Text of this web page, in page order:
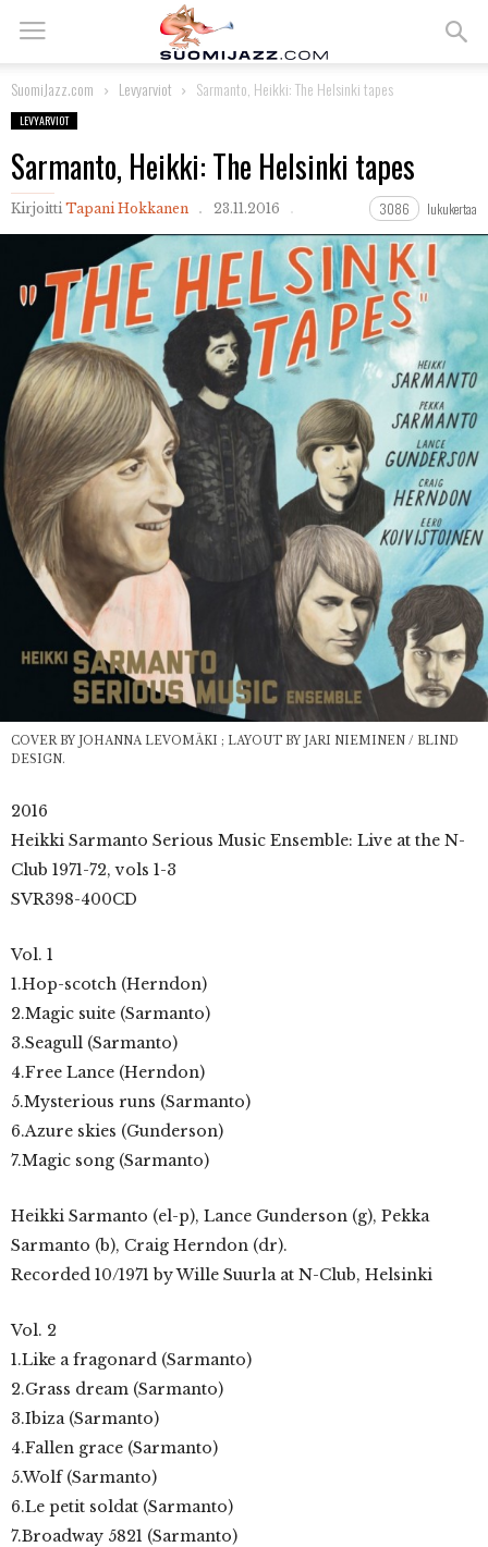
SuomiJazz.com Levyarviot Sarmanto, Heikki: The Helsinki tapes
LEVYARVIOT
Sarmanto, Heikki: The Helsinki tapes
Kirjoitti Tapani Hokkanen 23.11.2016 3086 lukukertaa
COVER BY JOHANNA LEVOMÄKI ; LAYOUT BY JARI NIEMINEN / BLIND
DESIGN.
2016
Heikki Sarmanto Serious Music Ensemble: Live at the N-
Club 1971-72, vols 1-3
SVR398-400CD
Vol. 1
1.Hop-scotch (Herndon)
2.Magic suite (Sarmanto)
3.Seagull (Sarmanto)
4.Free Lance (Herndon)
5.Mysterious runs (Sarmanto)
6.Azure skies (Gunderson)
7.Magic song (Sarmanto)
Heikki Sarmanto (el-p), Lance Gunderson (g), Pekka
Sarmanto (b), Craig Herndon (dr).
Recorded 10/1971 by Wille Suurla at N-Club, Helsinki
Vol. 2
1.Like a fragonard (Sarmanto)
2.Grass dream (Sarmanto)
3.Ibiza (Sarmanto)
4.Fallen grace (Sarmanto)
5.Wolf (Sarmanto)
6.Le petit soldat (Sarmanto)
7.Broadway 5821 (Sarmanto)